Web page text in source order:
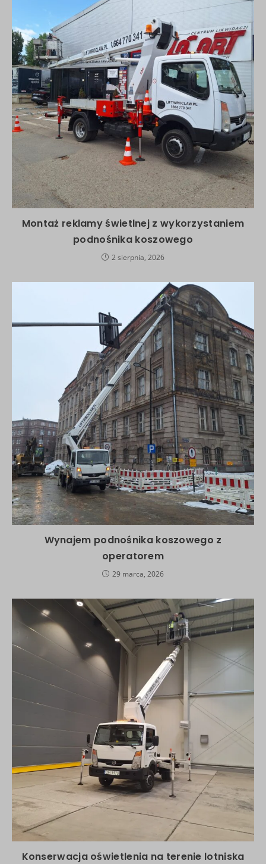
Montaż reklamy świetlnej z wykorzystaniem
podnośnika koszowego
2 sierpnia, 2026
Wynajem podnośnika koszowego z
operatorem
29 marca, 2026
Konserwacja oświetlenia na terenie lotniska